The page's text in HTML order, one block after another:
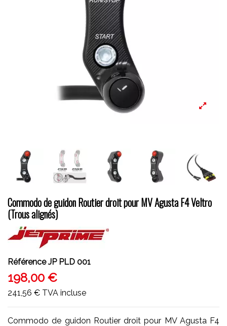
Commodo de guidon Routier droit pour MV Agusta F4 Veltro
(Trous alignés)
Référence JP PLD 001
198,00 €
241,56 € TVA incluse
Commodo de guidon Routier droit pour MV Agusta F4